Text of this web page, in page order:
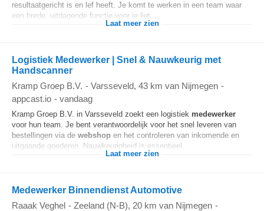
resultaatgericht is en lef heeft. Je komt te werken in een team waar
een brede, uitdagende functie voor je ligt...
Laat meer zien
Logistiek Medewerker | Snel & Nauwkeurig met
Handscanner
Kramp Groep B.V. - Varsseveld, 43 km van Nijmegen -
appcast.io - vandaag
Kramp Groep B.V. in Varsseveld zoekt een logistiek medewerker
voor hun team. Je bent verantwoordelijk voor het snel leveren van
bestellingen via de webshop en het controleren van inkomende en
uitgaande goederen. Nauwkeurigheid is essentieel...
Laat meer zien
Medewerker Binnendienst Automotive
Raaak Veghel - Zeeland (N-B), 20 km van Nijmegen -